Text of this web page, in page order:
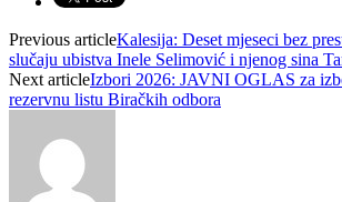
Previous articleKalesija: Deset mjeseci bez
slučaju ubistva Inele Selimović i njenog sina
Next articleIzbori 2026: JAVNI OGLAS za
rezervnu listu Biračkih odbora